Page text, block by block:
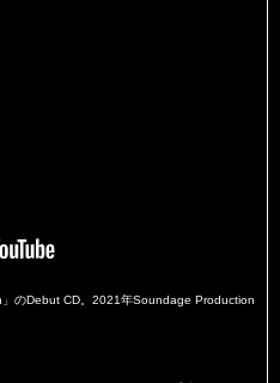
のDebut CD。2021年Soundage Production